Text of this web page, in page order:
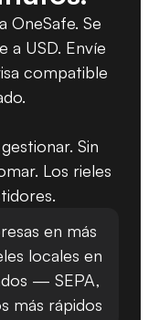
OneSafe. Se
a USD. Envíe
compatible
Sin
Los rieles
en más
locales en
— SEPA,
más rápidos